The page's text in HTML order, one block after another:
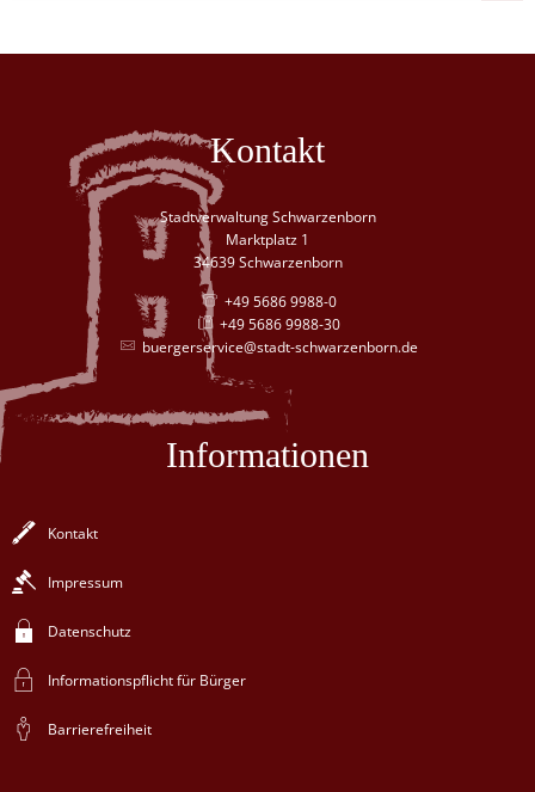
Kontakt
Stadtverwaltung Schwarzenborn
Marktplatz 1
34639 Schwarzenborn
+49 5686 9988-0
+49 5686 9988-30
buergerservice@stadt-schwarzenborn.de
Informationen
Kontakt
Impressum
Datenschutz
Informationspflicht für Bürger
Barrierefreiheit